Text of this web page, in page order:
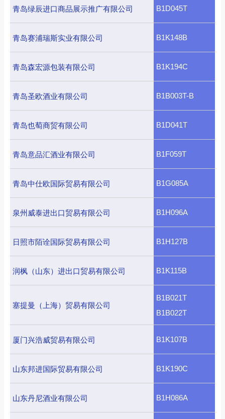
青岛绿辰进口商品展示推广有限公司 B1D045T
青岛赛浦瑞斯实业有限公司 B1K148B
青岛森宏源包装有限公司 B1K194C
青岛圣欧酒业有限公司 B1B003T-B
青岛也萄商贸有限公司 B1D041T
青岛意品汇酒业有限公司 B1F059T
青岛中仕欧国际贸易有限公司 B1G085A
泉州威泰进出口贸易有限公司 B1H096A
日照市陌诠国际贸易有限公司 B1H127B
润枫（山东）进出口贸易有限公司 B1K115B
塞提曼（上海）贸易有限公司
B1B021T
B1B022T
厦门兴浩威贸易有限公司 B1K107B
山东邦进国际贸易有限公司 B1K190C
山东丹尼酒业有限公司 B1H086A